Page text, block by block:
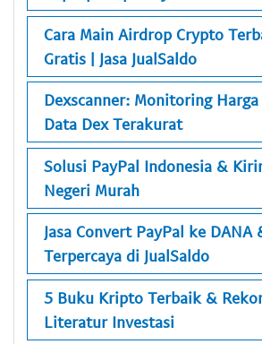
Cara Main Airdrop Crypto
Gratis | Jasa JualSaldo
Dexscanner: Monitoring
Data Dex Terakurat
Solusi PayPal Indonesia &
Negeri Murah
Jasa Convert PayPal ke DANA
Terpercaya di JualSaldo
5 Buku Kripto Terbaik &
Literatur Investasi